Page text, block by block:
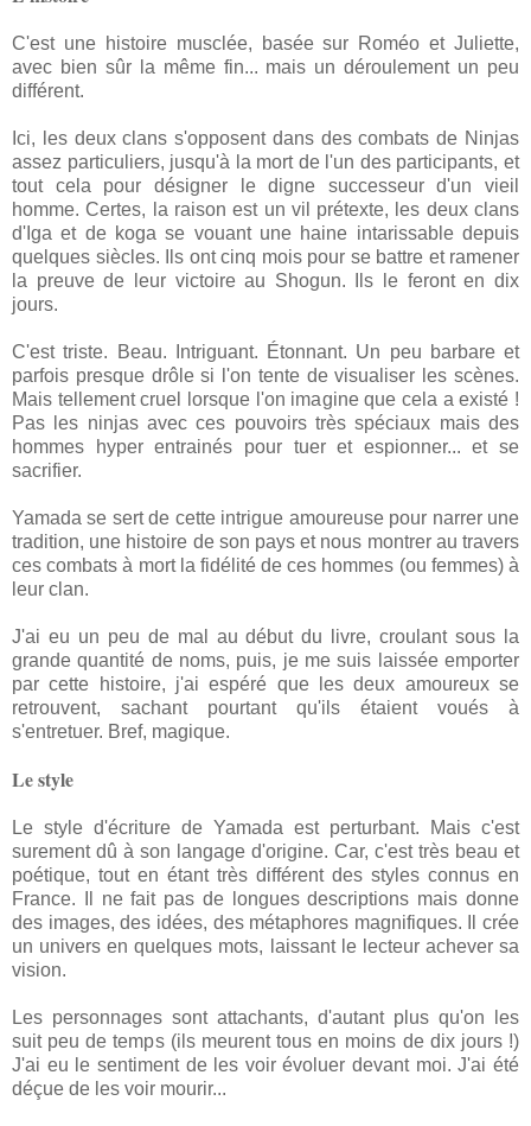
C'est une histoire musclée, basée sur Roméo et Juliette,
avec bien sûr la même fin... mais un déroulement un peu
différent.
Ici, les deux clans s'opposent dans des combats de Ninjas
assez particuliers, jusqu'à la mort de l'un des participants, et
tout cela pour désigner le digne successeur d'un vieil
homme. Certes, la raison est un vil prétexte, les deux clans
d'Iga et de koga se vouant une haine intarissable depuis
quelques siècles. Ils ont cinq mois pour se battre et ramener
la preuve de leur victoire au Shogun. Ils le feront en dix
jours.
C'est triste. Beau. Intriguant. Étonnant. Un peu barbare et
parfois presque drôle si l'on tente de visualiser les scènes.
Mais tellement cruel lorsque l'on imagine que cela a existé !
Pas les ninjas avec ces pouvoirs très spéciaux mais des
hommes hyper entrainés pour tuer et espionner... et se
sacrifier.
Yamada se sert de cette intrigue amoureuse pour narrer une
tradition, une histoire de son pays et nous montrer au travers
ces combats à mort la fidélité de ces hommes (ou femmes) à
leur clan.
J'ai eu un peu de mal au début du livre, croulant sous la
grande quantité de noms, puis, je me suis laissée emporter
par cette histoire, j'ai espéré que les deux amoureux se
retrouvent, sachant pourtant qu'ils étaient voués à
s'entretuer. Bref, magique.
Le style
Le style d'écriture de Yamada est perturbant. Mais c'est
surement dû à son langage d'origine. Car, c'est très beau et
poétique, tout en étant très différent des styles connus en
France. Il ne fait pas de longues descriptions mais donne
des images, des idées, des métaphores magnifiques. Il crée
un univers en quelques mots, laissant le lecteur achever sa
vision.
Les personnages sont attachants, d'autant plus qu'on les
suit peu de temps (ils meurent tous en moins de dix jours !)
J'ai eu le sentiment de les voir évoluer devant moi. J'ai été
déçue de les voir mourir...